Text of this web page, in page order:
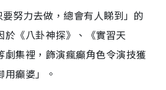
a
努力去做，總會有人睇到」的
於《八卦神探》、《實習天
劇集裡，飾演瘋癲角色令演技獲
癲婆」。